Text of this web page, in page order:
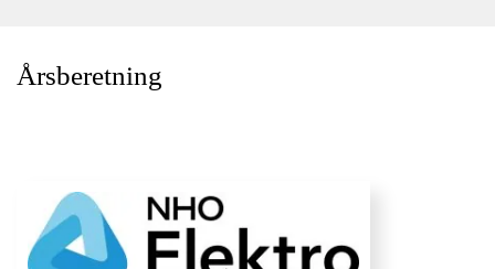
Årsberetning